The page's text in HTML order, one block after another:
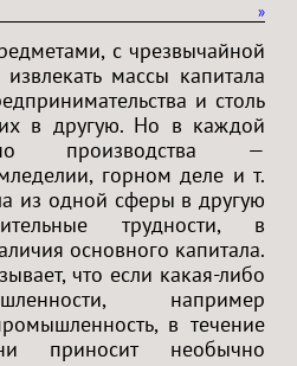
»
с чрезвычайной
массы капитала
и столь
в другую. Но в каждой
производства —
горном деле и т.
из одной сферы в другую
трудности, в
основного капитала.
что если какая-либо
например
в течение
приносит необычно